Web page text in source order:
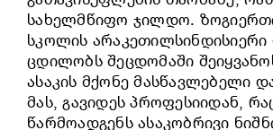
სახელმწიფო ჯილდო.
სკოლის
ცდილობს შეცდომაში
ასაკის მქონე მასწავლებელი
მას, გავიდეს პროფესიიდან,
წარმოადგენს ასაკობრივი